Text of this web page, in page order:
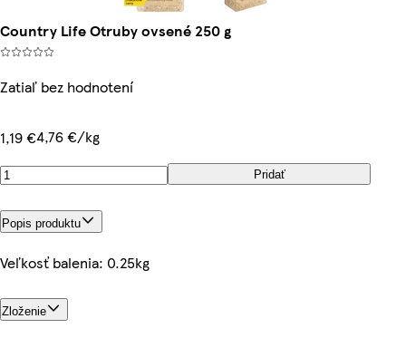
Country Life Otruby ovsené 250 g
Zatiaľ bez hodnotení
1,19 €4,76 €/kg
Pridať
Popis produktu
Veľkosť balenia: 0.25kg
Zloženie